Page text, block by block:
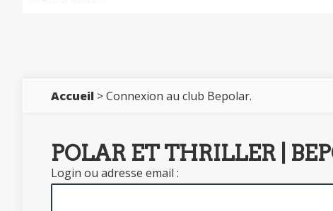
Accueil > Connexion au club Bepolar.
POLAR ET THRILLER |
Login ou adresse email :